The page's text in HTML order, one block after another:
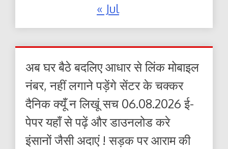
« Jul
अब घर बैठे बदलिए आधार से लिंक मोबाइल
नंबर, नहीं लगाने पड़ेंगे सेंटर के चक्कर
दैनिक क्यूँ न लिखूं सच 06.08.2026 ई-
पेपर यहाँ से पढ़ें और डाउनलोड करे
इंसानों जैसी अदाएं ! सड़क पर आराम की